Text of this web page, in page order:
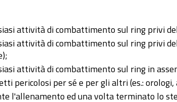
attività di combattimento sul ring privi
attività di combattimento sul ring privi
attività di combattimento sul ring in
pericolosi per sé e per gli altri (es.: orologi,
l'allenamento ed una volta terminato lo